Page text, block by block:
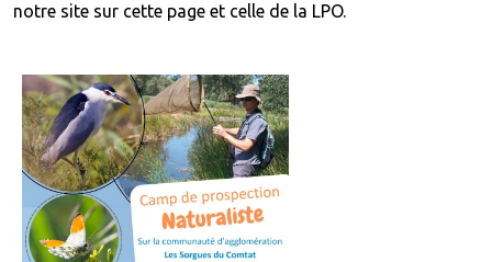
notre site sur cette page et celle de la LPO.